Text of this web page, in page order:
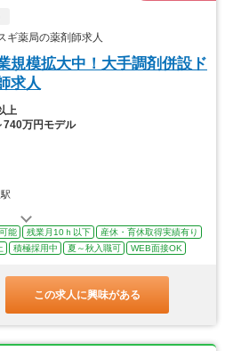
薬局の薬剤師求人
規模拡大中！大手調剤併設ド
求人
上
740万円モデル
能 残業月10ｈ以下
産休・育休取得実績有り
積極採用中 夏～秋入職可 WEB面接OK
この求人に興味がある